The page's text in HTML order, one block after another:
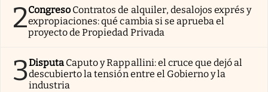
2Congreso Contratos de alquiler, desalojos exprés y
expropiaciones: qué cambia si se aprueba el
proyecto de Propiedad Privada
3Disputa Caputo y Rappallini: el cruce que dejó al
descubierto la tensión entre el Gobierno y la
industria